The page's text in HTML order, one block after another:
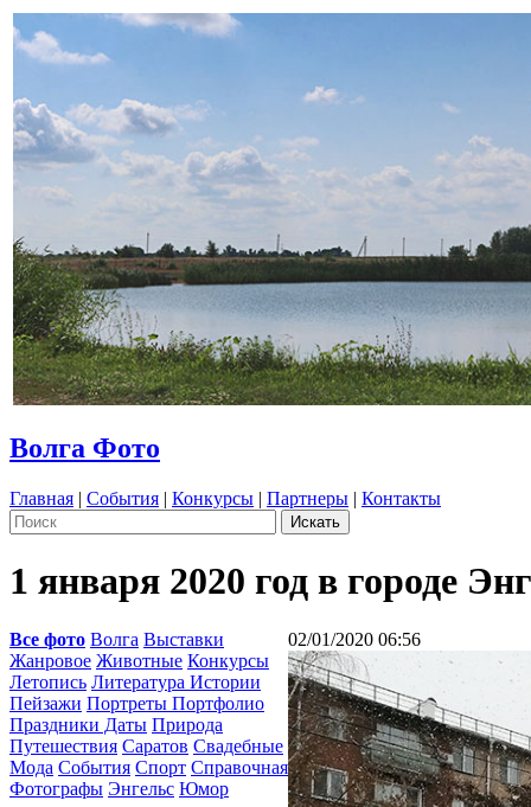
Волга Фото
Главная | События | Конкурсы | Партнеры | Контакты
1 января 2020 год в городе
Все фото Волга Выставки
Жанровое Животные Конкурсы
Летопись Литература Истории
Пейзажи Портреты Портфолио
Праздники Даты Природа
Путешествия Саратов Свадебные
Мода События Спорт Справочная
Фотографы Энгельс Юмор
02/01/2020 06:56